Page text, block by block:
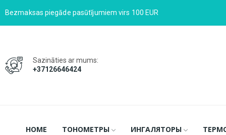
Bezmaksas piegāde pasūtījumiem virs 100 EUR
Sazināties ar mums:
+37126646424
HOME ТОНОМЕТРЫ ИНГАЛЯТОРЫ